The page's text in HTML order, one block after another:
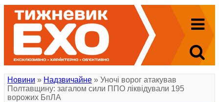
Новини » Надзвичайне » Уночі ворог атакував
Полтавщину: загалом сили ППО ліквідували 195
ворожих БпЛА